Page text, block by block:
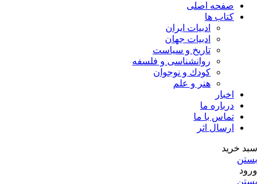
صفحه اصلی
کتاب ها
ادبیات ایران
ادبیات جهان
تاریخ و سیاست
روانشناسی و فلسفه
کودك و نوجوان
هنر و علم
اخبار
درباره ما
تماس با ما
ارسال اثر
سبد خرید
بستن
ورود
بستن